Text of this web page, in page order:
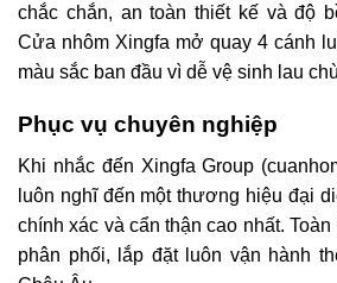
chắc chắn, an toàn thiết kế và độ
Cửa nhôm Xingfa mở quay 4 cánh
màu sắc ban đầu vì dễ vệ sinh lau
Phục vụ chuyên nghiệp
Khi nhắc đến Xingfa Group
luôn nghĩ đến một thương hiệu đại
chính xác và cẩn thận cao nhất.
phân phối, lắp đặt luôn vận hành